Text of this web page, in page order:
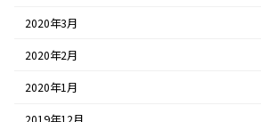
2020年3月
2020年2月
2020年1月